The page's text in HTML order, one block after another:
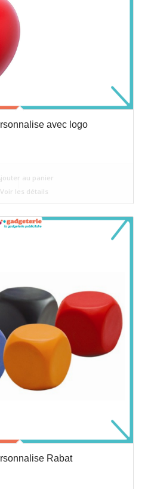
avec logo
au panier
Voir les détails
Rabat